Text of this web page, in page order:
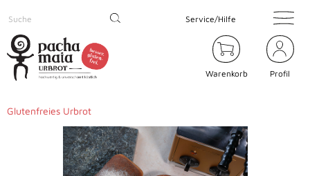
Service/Hilfe
Warenkorb Profil
Glutenfreies Urbrot